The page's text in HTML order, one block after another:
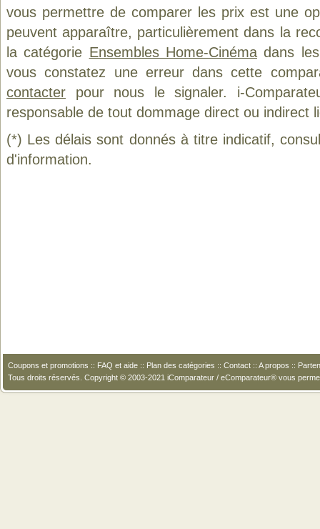
vous permettre de comparer les prix est une
peuvent apparaître, particulièrement dans la
la catégorie Ensembles Home-Cinémadans les
vous constatez une erreur dans cette
contacter pour nous le signaler. i-
responsable de tout dommage direct ou indirect
(*) Les délais sont donnés à titre indicatif,
d'information.
Coupons et promotions :: FAQ et aide :: Plan des catégories :: Contact :: A propos ::
Tous droits réservés. Copyright © 2003-2021 iComparateur / eComparateur® vous